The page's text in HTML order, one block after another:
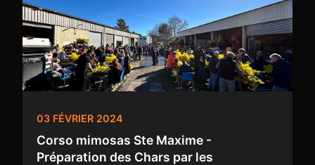
03 FÉVRIER 2024
Corso mimosas Ste Maxime -
Préparation des Chars par les